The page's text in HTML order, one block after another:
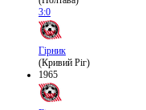
3:0
Гірник
(Кривий Ріг)
1965